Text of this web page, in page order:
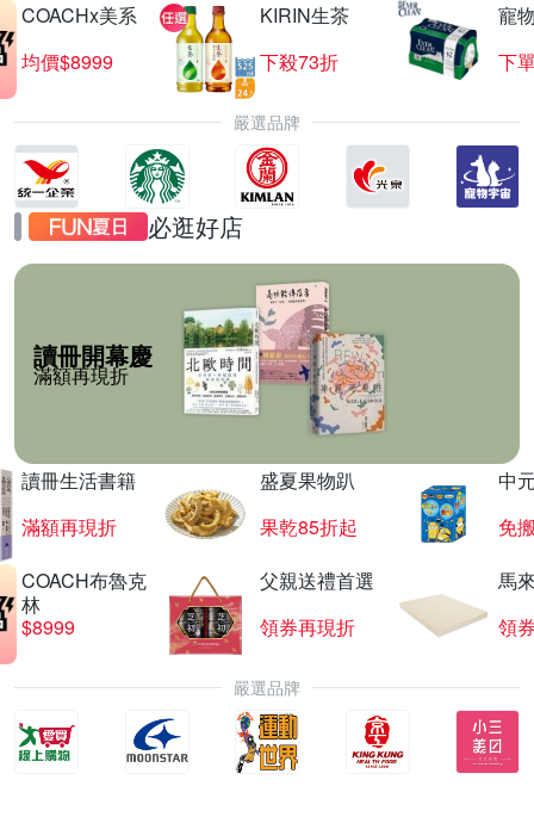
COACHx美系
均價$8999
KIRIN生茶
下殺73折
寵
下
嚴選品牌
必逛好店
讀冊開幕慶
滿額再現折
讀冊生活書籍
滿額再現折
盛夏果物趴
果乾85折起
中
免
COACH布魯克
林
$8999
父親送禮首選
領券再現折
馬
領
嚴選品牌